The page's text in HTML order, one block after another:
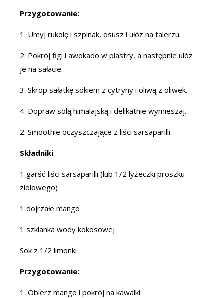
Przygotowanie:
1. Umyj rukolę i szpinak, osusz i ułóż na talerzu.
2. Pokrój figi i awokado w plastry, a następnie ułóż
je na sałacie.
3. Skrop sałatkę sokiem z cytryny i oliwą z oliwek.
4. Dopraw solą himalajską i delikatnie wymieszaj.
2. Smoothie oczyszczające z liści sarsaparilli
Składniki:
1 garść liści sarsaparilli (lub 1/2 łyżeczki proszku
ziołowego)
1 dojrzałe mango
1 szklanka wody kokosowej
Sok z 1/2 limonki
Przygotowanie:
1. Obierz mango i pokrój na kawałki.